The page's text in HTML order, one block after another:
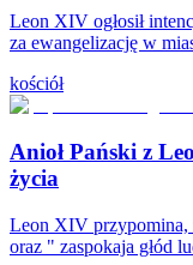
Leon XIV ogłosił
za ewangelizację w
kościół
Anioł Pański z
życia
Leon XIV przypomina,
oraz " zaspokaja głód